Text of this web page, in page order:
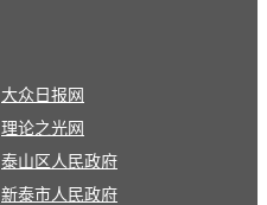
大众日报网
理论之光网
泰山区人民政府
新泰市人民政府